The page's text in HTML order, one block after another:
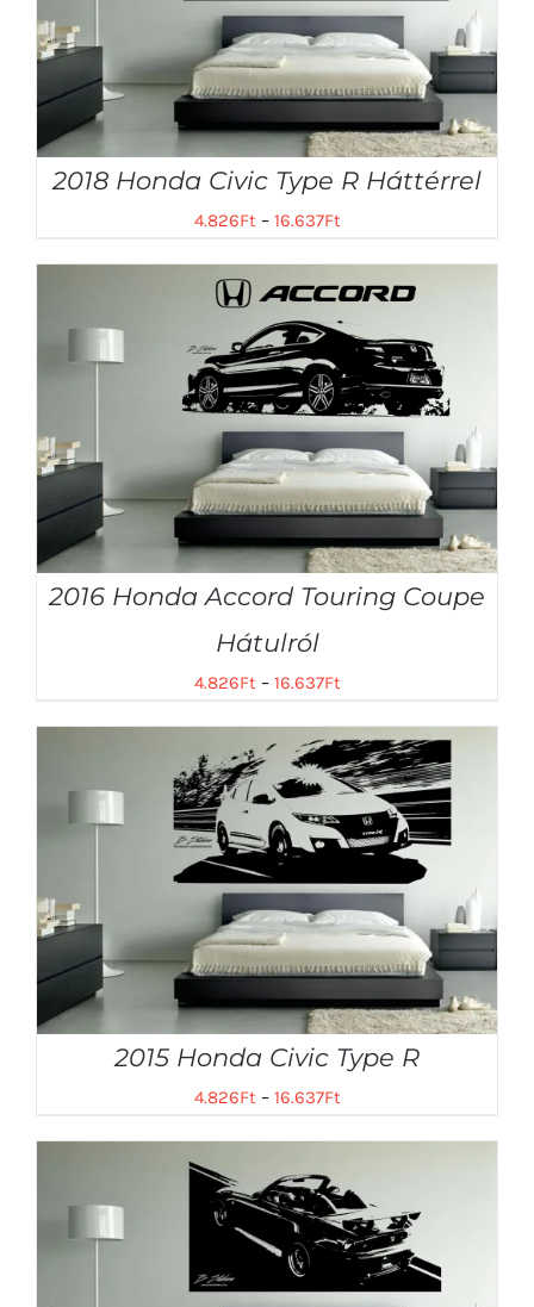
2018 Honda Civic Type R Háttérrel
4.826Ft– 16.637Ft
2016 Honda Accord Touring Coupe
Hátulról
4.826Ft– 16.637Ft
2015 Honda Civic Type R
4.826Ft– 16.637Ft